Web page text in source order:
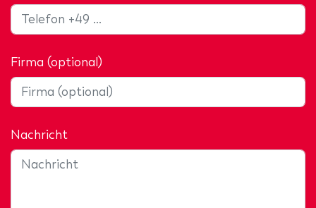
Firma (optional)
Nachricht